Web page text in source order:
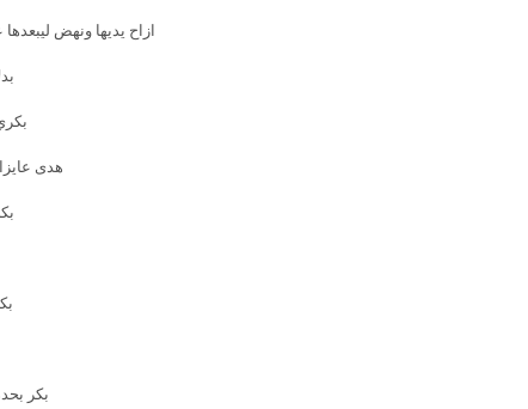
ازاح يديها ونهض
هدى
بكر